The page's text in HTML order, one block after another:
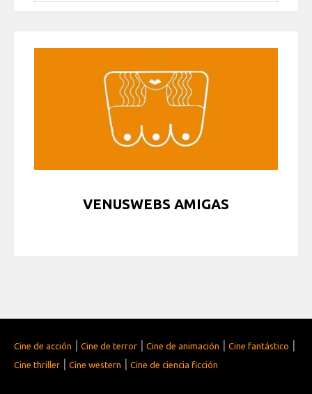
VENUSWEBS AMIGAS
Cine de acción | Cine de terror | Cine de animación | Cine fantástico |
Cine thriller | Cine western | Cine de ciencia ficción